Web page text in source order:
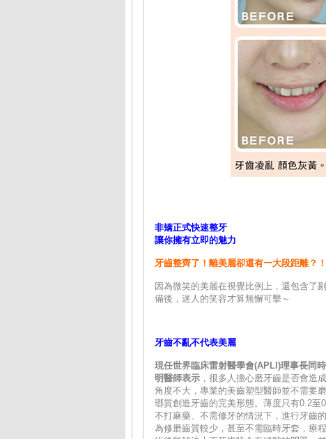
非矯正式快速整牙
讓你擁有立即的魅力
牙齒整齊了！離美麗卻還有一大段距離？！
因為微笑的美麗在視覺比例上，還包含了
備後，迷人的笑容才算無懈可擊～
牙齒不亂不代表美麗
現任世界臨床雷射醫學會(APLI)理事長同
明醫師表示，很多人擔心磨牙齒是否會造
角度不大，專業的美齒塑型醫師並不需要
瑯質創造牙齒的完美形態。薄度只有0.2
不打麻藥、不需修牙的情況下，進行牙齒
為修磨齒質較少，甚至不需臨時牙套，療